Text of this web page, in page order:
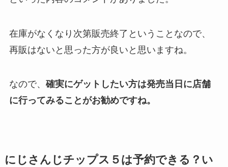
在庫がなくなり次第販売終了ということなので、
再販はないと思った方が良いと思いますね。
なので、 確実にゲットしたい方は発売当日に店舗
に行ってみることがお勧めですね。
にじさんじチップス５は予約できる？い